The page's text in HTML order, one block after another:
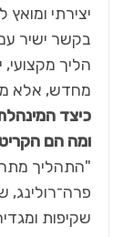
יצירתי
בקשר ישיר עם
הליך
מחדש, אלא
כיצד
ומה הם
"התהליך
שקיפות